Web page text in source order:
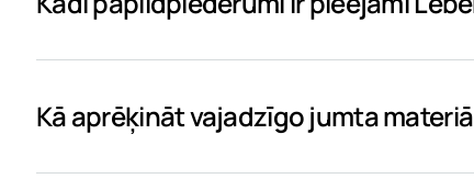
Kā aprēķināt vajadzīgo jumta